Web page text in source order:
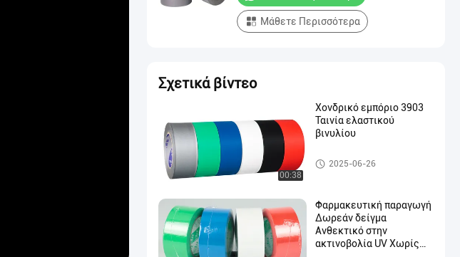
Μάθετε Περισσότερα
Σχετικά βίντεο
00:38
Χονδρικό εμπόριο 3903
Ταινία ελαστικού
βινυλίου
ταινία από ύφασμα
2025-06-26
Φαρμακευτική παραγωγή
Δωρεάν δείγμα
Ανθεκτικό στην
ακτινοβολία UV Χωρίς